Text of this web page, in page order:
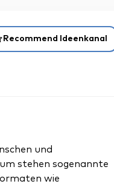
Recommend Ideenkanal
und
stehen sogenannte
wie